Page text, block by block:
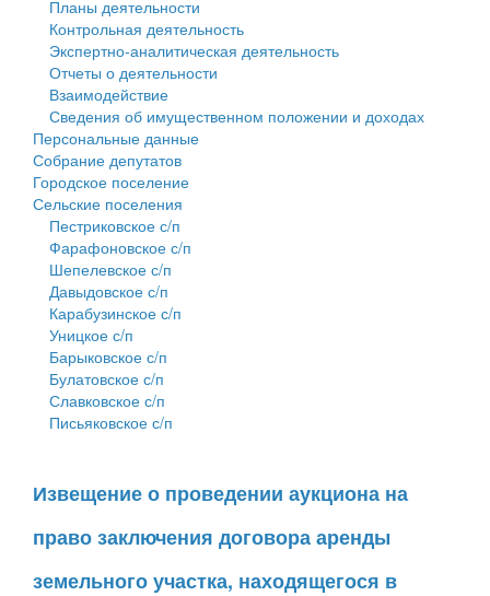
Городское поселение
Сельские поселения
Планы деятельности
Контрольная деятельность
Экспертно-аналитическая деятельность
Отчеты о деятельности
Взаимодействие
Сведения об имущественном положении и доходах
Персональные данные
Собрание депутатов
Городское поселение
Сельские поселения
Пестриковское с/п
Фарафоновское с/п
Шепелевское с/п
Давыдовское с/п
Карабузинское с/п
Уницкое с/п
Барыковское с/п
Булатовское с/п
Славковское с/п
Письяковское с/п
Извещение о проведении аукциона на
право заключения договора аренды
земельного участка, находящегося в